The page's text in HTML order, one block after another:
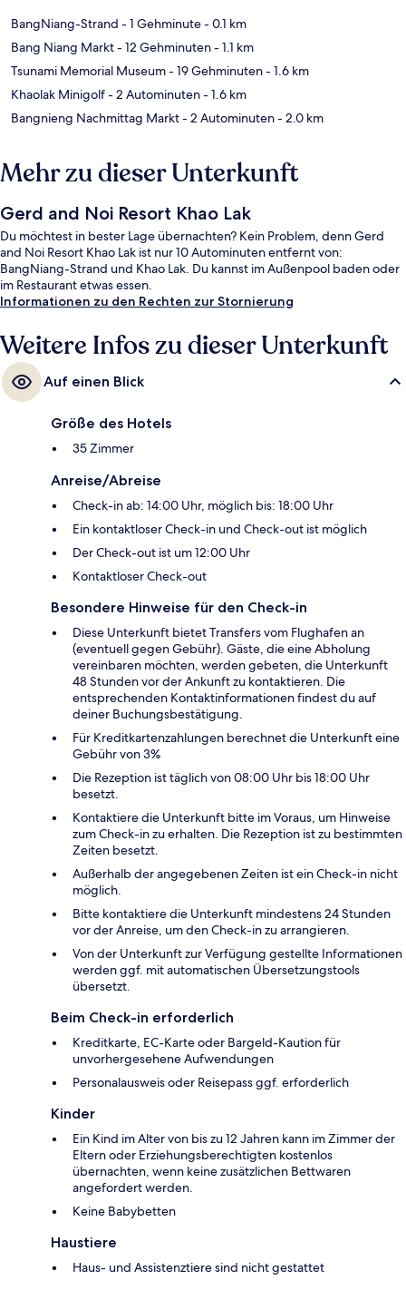
BangNiang-Strand - 1 Gehminute- 0.1 km
Bang Niang Markt- 12 Gehminuten- 1.1 km
Tsunami Memorial Museum- 19 Gehminuten- 1.6 km
Khaolak Minigolf- 2 Autominuten- 1.6 km
Bangnieng Nachmittag Markt- 2 Autominuten- 2.0 km
Mehr zu dieser Unterkunft
Gerd and Noi Resort Khao Lak
Du möchtest in bester Lage übernachten? Kein Problem, denn Gerd
and Noi Resort Khao Lak ist nur 10 Autominuten entfernt von:
BangNiang-Strand und Khao Lak. Du kannst im Außenpool baden oder
im Restaurant etwas essen.
Informationen zu den Rechten zur Stornierung
Weitere Infos zu dieser Unterkunft
Auf einen Blick
Größe des Hotels
35 Zimmer
Anreise/Abreise
Check-in ab: 14:00 Uhr, möglich bis: 18:00 Uhr
Ein kontaktloser Check-in und Check-out ist möglich
Der Check-out ist um 12:00 Uhr
Kontaktloser Check-out
Besondere Hinweise für den Check-in
Diese Unterkunft bietet Transfers vom Flughafen an
(eventuell gegen Gebühr). Gäste, die eine Abholung
vereinbaren möchten, werden gebeten, die Unterkunft
48 Stunden vor der Ankunft zu kontaktieren. Die
entsprechenden Kontaktinformationen findest du auf
deiner Buchungsbestätigung.
Für Kreditkartenzahlungen berechnet die Unterkunft eine
Gebühr von 3%
Die Rezeption ist täglich von 08:00 Uhr bis 18:00 Uhr
besetzt.
Kontaktiere die Unterkunft bitte im Voraus, um Hinweise
zum Check-in zu erhalten. Die Rezeption ist zu bestimmten
Zeiten besetzt.
Außerhalb der angegebenen Zeiten ist ein Check-in nicht
möglich.
Bitte kontaktiere die Unterkunft mindestens 24 Stunden
vor der Anreise, um den Check-in zu arrangieren.
Von der Unterkunft zur Verfügung gestellte Informationen
werden ggf. mit automatischen Übersetzungstools
übersetzt.
Beim Check-in erforderlich
Kreditkarte, EC-Karte oder Bargeld-Kaution für
unvorhergesehene Aufwendungen
Personalausweis oder Reisepass ggf. erforderlich
Kinder
Ein Kind im Alter von bis zu 12 Jahren kann im Zimmer der
Eltern oder Erziehungsberechtigten kostenlos
übernachten, wenn keine zusätzlichen Bettwaren
angefordert werden.
Keine Babybetten
Haustiere
Haus- und Assistenztiere sind nicht gestattet